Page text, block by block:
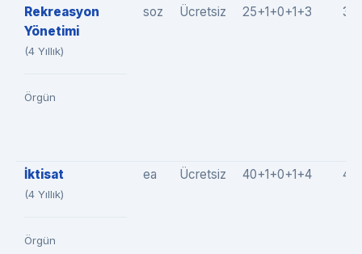
Rekreasyon
Yönetimi
(4 Yıllık)
Örgün
soz Ücretsiz 25+1+0+1+3
İktisat
(4 Yıllık)
Örgün
ea Ücretsiz 40+1+0+1+4